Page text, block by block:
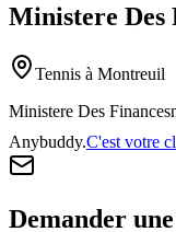
Ministere Des
Tennis à Montreuil
Ministere Des Finances
Anybuddy.C'est votre
Demander